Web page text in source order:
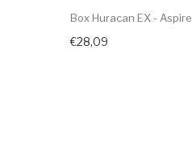
Box Huracan EX - Aspire
€28,09